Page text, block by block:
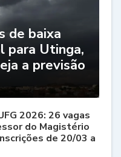
de baixa
para Utinga,
a previsão
2026: 26 vagas
do Magistério
de 20/03 a